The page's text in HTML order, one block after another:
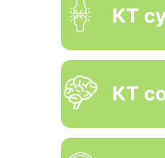
КТ
КТ